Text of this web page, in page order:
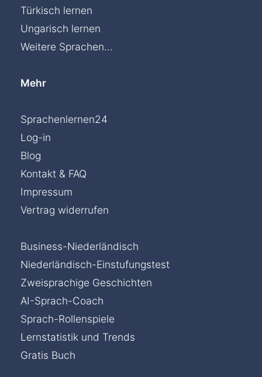
Türkisch lernen
Ungarisch lernen
Weitere Sprachen...
Mehr
Sprachenlernen24
Log-in
Blog
Kontakt & FAQ
Impressum
Vertrag widerrufen
Business-Niederländisch
Niederländisch-Einstufungstest
Zweisprachige Geschichten
AI-Sprach-Coach
Sprach-Rollenspiele
Lernstatistik und Trends
Gratis Buch